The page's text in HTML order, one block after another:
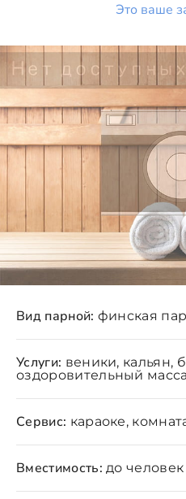
Это ваше
Вид парной: финская
Услуги: веники, кальян,
оздоровительный
Сервис: караоке,
Вместимость: до человек